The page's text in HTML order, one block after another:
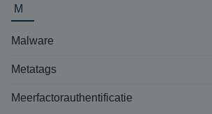
M
Malware
Metatags
Meerfactorauthentificatie